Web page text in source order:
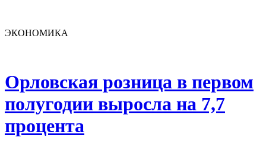
ЭКОНОМИКА
Орловская розница в первом
полугодии выросла на 7,7
процента